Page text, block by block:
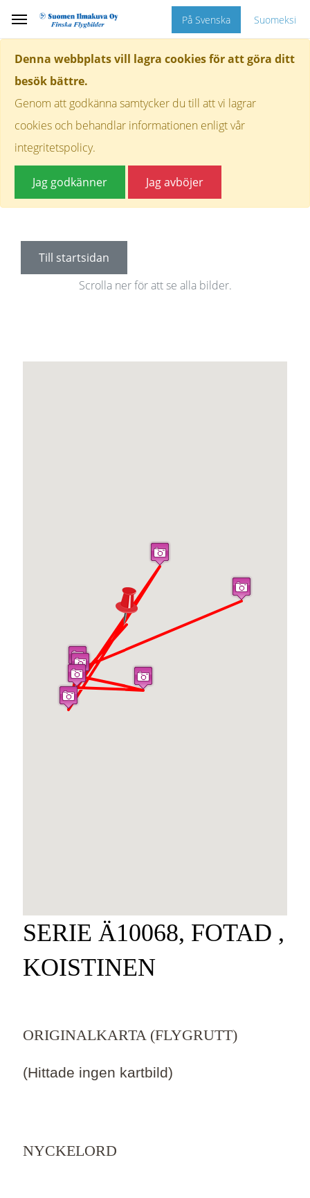
Denna webbplats vill lagra cookies för att göra ditt
besök bättre.
Genom att godkänna samtycker du till att vi lagrar
cookies och behandlar informationen enligt vår
integritetspolicy.
Jag godkänner Jag avböjer
På Svenska Suomeksi
Till startsidan
Scrolla ner för att se alla bilder.
SERIE Ä10068, FOTAD ,
KOISTINEN
ORIGINALKARTA (FLYGRUTT)
(Hittade ingen kartbild)
NYCKELORD